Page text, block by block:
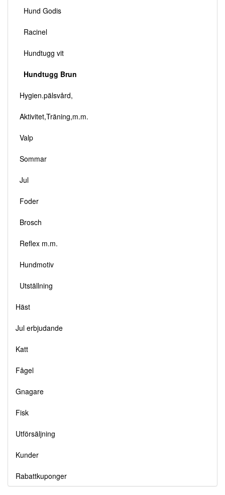
Hund Godis
Racinel
Hundtugg vit
Hundtugg Brun
Hygien.pälsvård,
Aktivitet,Träning,m.m.
Valp
Sommar
Jul
Foder
Brosch
Reflex m.m.
Hundmotiv
Utställning
Häst
Jul erbjudande
Katt
Fågel
Gnagare
Fisk
Utförsäljning
Kunder
Rabattkuponger